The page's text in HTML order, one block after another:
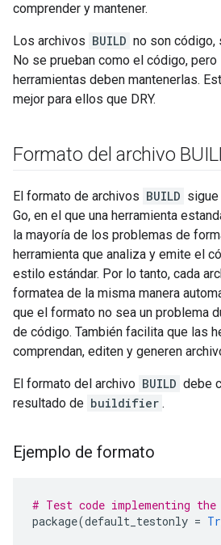
comprender y mantener.
Los archivos BUILD no son código,
No se prueban como el código,
herramientas deben mantenerlas.
mejor para ellos que DRY.
Formato del archivo
El formato de archivos BUILD
Go, en el que una herramienta
la mayoría de los problemas de
herramienta que analiza y emite el
estilo estándar. Por lo tanto, cada
formatea de la misma manera
que el formato no sea un problema
de código. También facilita que las
comprendan, editen y generen
El formato del archivo BUILD debe
resultado de buildifier .
Ejemplo de formato
# Test code implementing
package(default_testonly =